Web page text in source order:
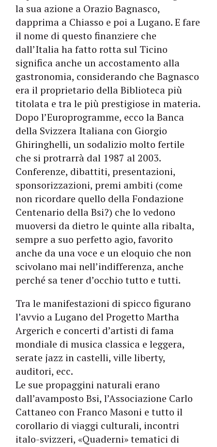
la sua azione a Orazio Bagnasco,
dapprima a Chiasso e poi a Lugano. E fare
il nome di questo finanziere che
dall’Italia ha fatto rotta sul Ticino
significa anche un accostamento alla
gastronomia, considerando che Bagnasco
era il proprietario della Biblioteca più
titolata e tra le più prestigiose in materia.
Dopo l’Europrogramme, ecco la Banca
della Svizzera Italiana con Giorgio
Ghiringhelli, un sodalizio molto fertile
che si protrarrà dal 1987 al 2003.
Conferenze, dibattiti, presentazioni,
sponsorizzazioni, premi ambiti (come
non ricordare quello della Fondazione
Centenario della Bsi?) che lo vedono
muoversi da dietro le quinte alla ribalta,
sempre a suo perfetto agio, favorito
anche da una voce e un eloquio che non
scivolano mai nell’indifferenza, anche
perché sa tener d’occhio tutto e tutti.
Tra le manifestazioni di spicco figurano
l’avvio a Lugano del Progetto Martha
Argerich e concerti d’artisti di fama
mondiale di musica classica e leggera,
serate jazz in castelli, ville liberty,
auditori, ecc.
Le sue propaggini naturali erano
dall’avamposto Bsi, l’Associazione Carlo
Cattaneo con Franco Masoni e tutto il
corollario di viaggi culturali, incontri
italo-svizzeri, «Quaderni» tematici di